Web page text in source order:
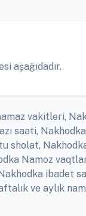
aşağıdadır.
vakitleri,
saati,
sholat,
Namoz
ibadet
ve aylık